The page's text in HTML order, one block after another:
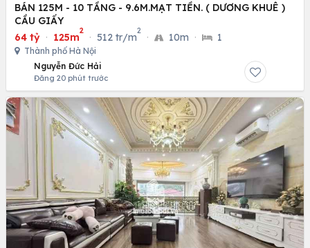
BÁN 125M - 10 TẦNG - 9.6M.MẠT TIỀN. ( DƯƠNG KHUÊ )
CẦU GIẤY
64 tỷ · 125m
2
· 512 tr/m
2
· 10m · 1
Thành phố Hà Nội
Nguyễn Đức Hải
Đăng 20 phút trước